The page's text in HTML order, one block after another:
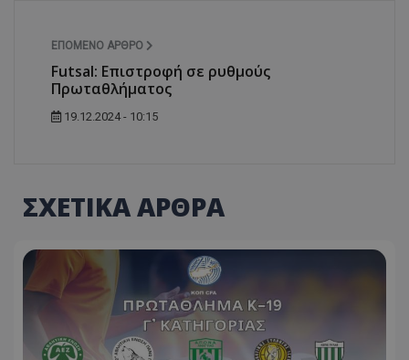
ΕΠΌΜΕΝΟ ΆΡΘΡΟ
Futsal: Επιστροφή σε ρυθμούς
Πρωταθλήματος
19.12.2024 - 10:15
ΣΧΕΤΙΚΑ ΑΡΘΡΑ